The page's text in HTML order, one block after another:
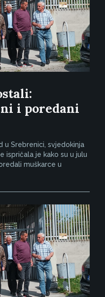
i poredani
u Srebrenici, svjedokinja
ispričala je kako su u julu
muškarce u